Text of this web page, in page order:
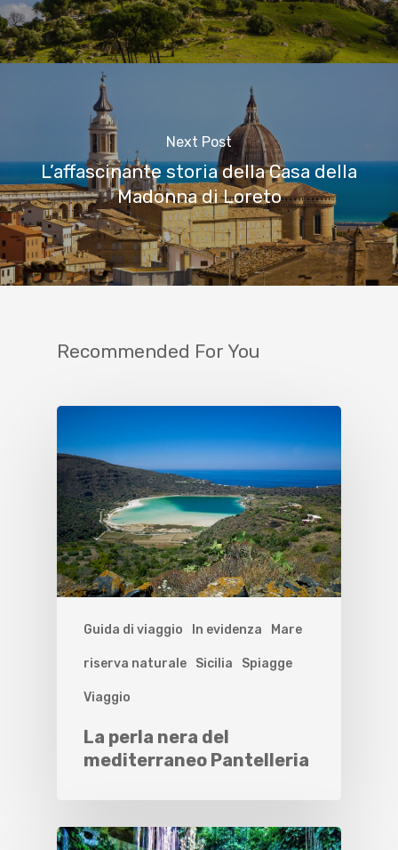
Next Post
L’affascinante storia della Casa della
Madonna di Loreto
Recommended For You
Guida di viaggio In evidenza Mare
riserva naturale Sicilia Spiagge
Viaggio
La perla nera del
mediterraneo Pantelleria